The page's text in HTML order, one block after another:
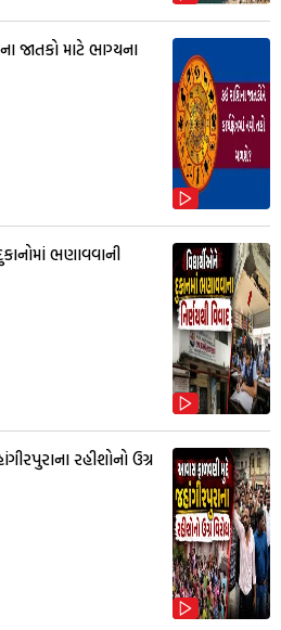
માટે ભાગ્યના
ભણાવવાની
રહીશોનો ઉગ્ર